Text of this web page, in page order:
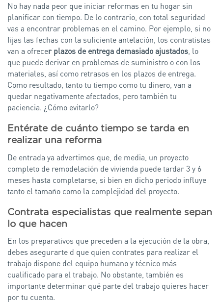
No hay nada peor que iniciar reformas en tu hogar sin
planificar con tiempo. De lo contrario, con total seguridad
vas a encontrar problemas en el camino. Por ejemplo, si no
fijas las fechas con la suficiente antelación, los contratistas
van a ofrecer plazos de entrega demasiado ajustados, lo
que puede derivar en problemas de suministro o con los
materiales, así como retrasos en los plazos de entrega.
Como resultado, tanto tu tiempo como tu dinero, van a
quedar negativamente afectados, pero también tu
paciencia. ¿Cómo evitarlo?
Entérate de cuánto tiempo se tarda en
realizar una reforma
De entrada ya advertimos que, de media, un proyecto
completo de remodelación de vivienda puede tardar 3 y 6
meses hasta completarse, si bien en dicho periodo influye
tanto el tamaño como la complejidad del proyecto.
Contrata especialistas que realmente sepan
lo que hacen
En los preparativos que preceden a la ejecución de la obra,
debes asegurarte d que quien contrates para realizar el
trabajo dispone del equipo humano y técnico más
cualificado para el trabajo. No obstante, también es
importante determinar qué parte del trabajo quieres hacer
por tu cuenta.